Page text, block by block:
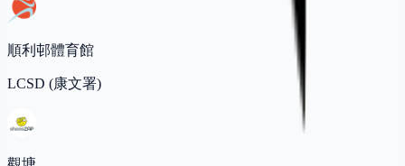
順利邨體育館
LCSD (康文署)